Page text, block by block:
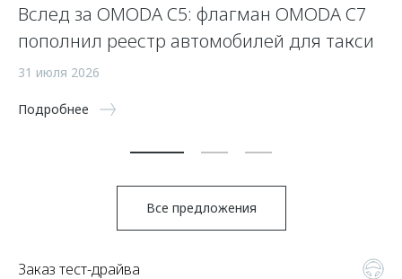
Вслед за OMODA C5: флагман OMODA C7
пополнил реестр автомобилей для такси
31 июля 2026
Подробнее
Все предложения
Заказ тест-драйва